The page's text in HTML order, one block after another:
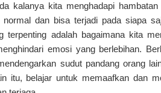
kalanya kita menghadapi
dan bisa terjadi pada siapa
terpenting adalah bagaimana kita
emosi yang berlebihan.
sudut pandang orang
itu, belajar untuk memaafkan dan